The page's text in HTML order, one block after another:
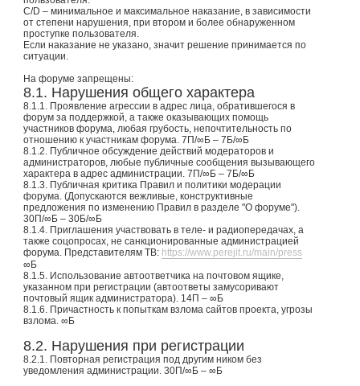
C/D – минимальное и максимальное наказание, в зависимости
от степени нарушения, при втором и более обнаруженном
проступке пользователя.
Если наказание не указано, значит решение принимается по
ситуации.
На форуме запрещены:
8.1. Нарушения общего характера
8.1.1. Проявление агрессии в адрес лица, обратившегося в
форум за поддержкой, а также оказывающих помощь
участников форума, любая грубость, непочтительность по
отношению к участникам форума. 7П/∞Б – 7Б/∞Б
8.1.2. Публичное обсуждение действий модераторов и
администраторов, любые публичные сообщения вызывающего
характера в адрес администрации. 7П/∞Б – 7Б/∞Б
8.1.3. Публичная критика Правил и политики модерации
форума. (Допускаются вежливые, конструктивные
предложения по изменению Правил в разделе "О форуме").
30П/∞Б – 30Б/∞Б
8.1.4. Приглашения участвовать в теле- и радиопередачах, а
также соцопросах, не санкционированные администрацией
форума. Представителям ТВ: https://www.perejit.ru/main/press
∞Б
8.1.5. Использование автоответчика на почтовом ящике,
указанном при регистрации (автоответы замусоривают
почтовый ящик администратора). 14П – ∞Б
8.1.6. Причастность к попыткам взлома сайтов проекта, угрозы
взлома. ∞Б
8.2. Нарушения при регистрации
8.2.1. Повторная регистрация под другим ником без
уведомления администрации. 30П/∞Б – ∞Б